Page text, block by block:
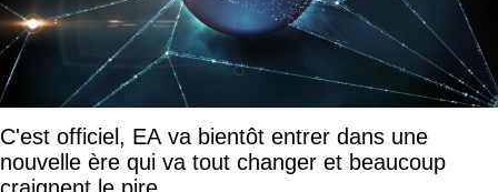
C'est officiel, EA va bientôt entrer dans une
nouvelle ère qui va tout changer et beaucoup